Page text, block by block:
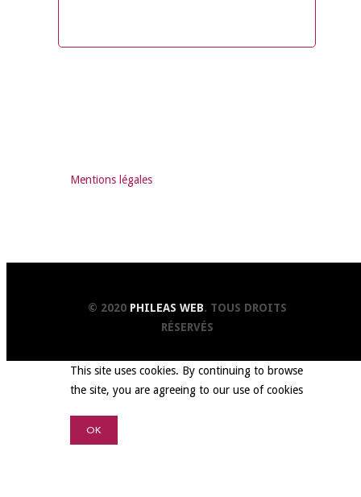
Mentions légales
© 2020 PHILEAS WEB. TOUS DROITS
RÉSERVÉS
This site uses cookies. By continuing to browse
the site, you are agreeing to our use of cookies
OK